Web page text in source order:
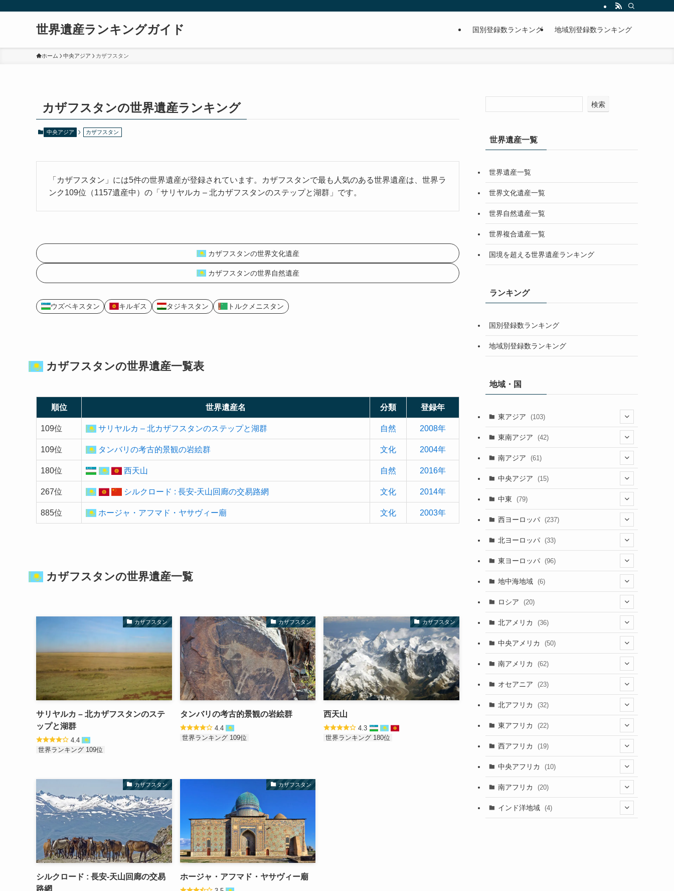
世界遺産ランキングガイド 国別登録数ランキング 地域別登録数ランキング
ホーム 中央アジア カザフスタン
カザフスタンの世界遺産ランキング
中央アジア カザフスタン
「カザフスタン」には5件の世界遺産が登録されています。カザフスタンで最も人気のある世界遺産は、世界ラ
ンク109位（1157遺産中）の「サリヤルカ – 北カザフスタンのステップと湖群」です。
カザフスタンの世界文化遺産
カザフスタンの世界自然遺産
ウズベキスタン キルギス タジキスタン トルクメニスタン
カザフスタンの世界遺産一覧表
順位 世界遺産名 分類 登録年
109位 サリヤルカ – 北カザフスタンのステップと湖群 自然 2008年
109位 タンバリの考古的景観の岩絵群 文化 2004年
180位 西天山 自然 2016年
267位 シルクロード : 長安-天山回廊の交易路網 文化 2014年
885位 ホージャ・アフマド・ヤサヴィー廟 文化 2003年
カザフスタンの世界遺産一覧
カザフスタン
サリヤルカ – 北カザフスタンのステ
ップと湖群
4.4
世界ランキング 109位
カザフスタン
タンバリの考古的景観の岩絵群
4.4
世界ランキング 109位
カザフスタン
西天山
4.3
世界ランキング 180位
カザフスタン
シルクロード : 長安-天山回廊の交易
路網
カザフスタン
ホージャ・アフマド・ヤサヴィー廟
検索
世界遺産一覧
世界遺産一覧
世界文化遺産一覧
世界自然遺産一覧
世界複合遺産一覧
国境を超える世界遺産ランキング
ランキング
国別登録数ランキング
地域別登録数ランキング
地域・国
東アジア (103)
(25)
(5)
(15)
東南アジア (42)
(9)
(3)
(8)
(4)
(2)
南アジア (61)
(40)
(6)
中央アジア (15)
(5)
中東 (79)
(2)
(1)
(20)
(5)
(1)
(12)
(1)
(3)
(5)
(5)
西ヨーロッパ (237)
(1)
(46)
(26)
(1)
(12)
(39)
(46)
(2)
(35)
(12)
(1)
北ヨーロッパ (33)
(3)
(13)
(8)
東ヨーロッパ (96)
(2)
(3)
(9)
(4)
(8)
(4)
(5)
(15)
(5)
地中海地域 (6)
(3)
(3)
ロシア (20)
(20)
北アメリカ (36)
(21)
(16)
中央アメリカ (50)
(1)
(6)
(3)
(1)
(1)
(1)
南アメリカ (62)
(7)
(3)
(4)
(5)
(21)
(6)
オセアニア (23)
(16)
(1)
(1)
(1)
北アフリカ (32)
(7)
(6)
(7)
東アフリカ (22)
(7)
(6)
(3)
西アフリカ (19)
(1)
(1)
中央アフリカ (10)
(1)
(2)
南アフリカ (20)
(1)
インド洋地域 (4)